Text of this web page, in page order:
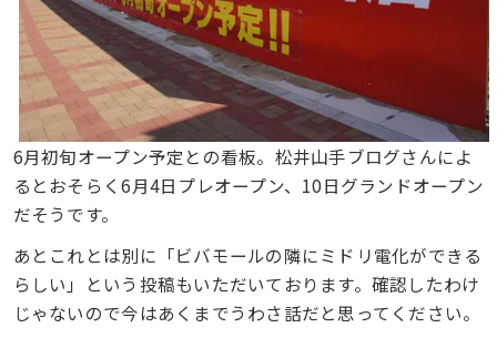
6月初旬オープン予定との看板。松井山手ブログさんによ
るとおそらく6月4日プレオープン、10日グランドオープン
だそうです。
あとこれとは別に「ビバモールの隣にミドリ電化ができる
らしい」という投稿もいただいております。確認したわけ
じゃないので今はあくまでうわさ話だと思ってください。